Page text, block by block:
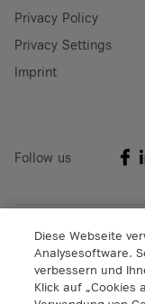
Privacy Policy
Privacy Settings
Imprint
Follow us
A1 Digital
Lassallestraße 9
1020 Wien
info@a1.digital
Diese Webseite
Analysesoftware.
verbessern und
Klick auf „Cookies